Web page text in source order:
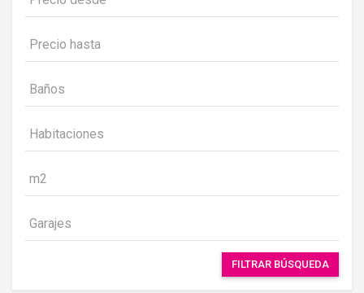
FILTRAR BÚSQUEDA